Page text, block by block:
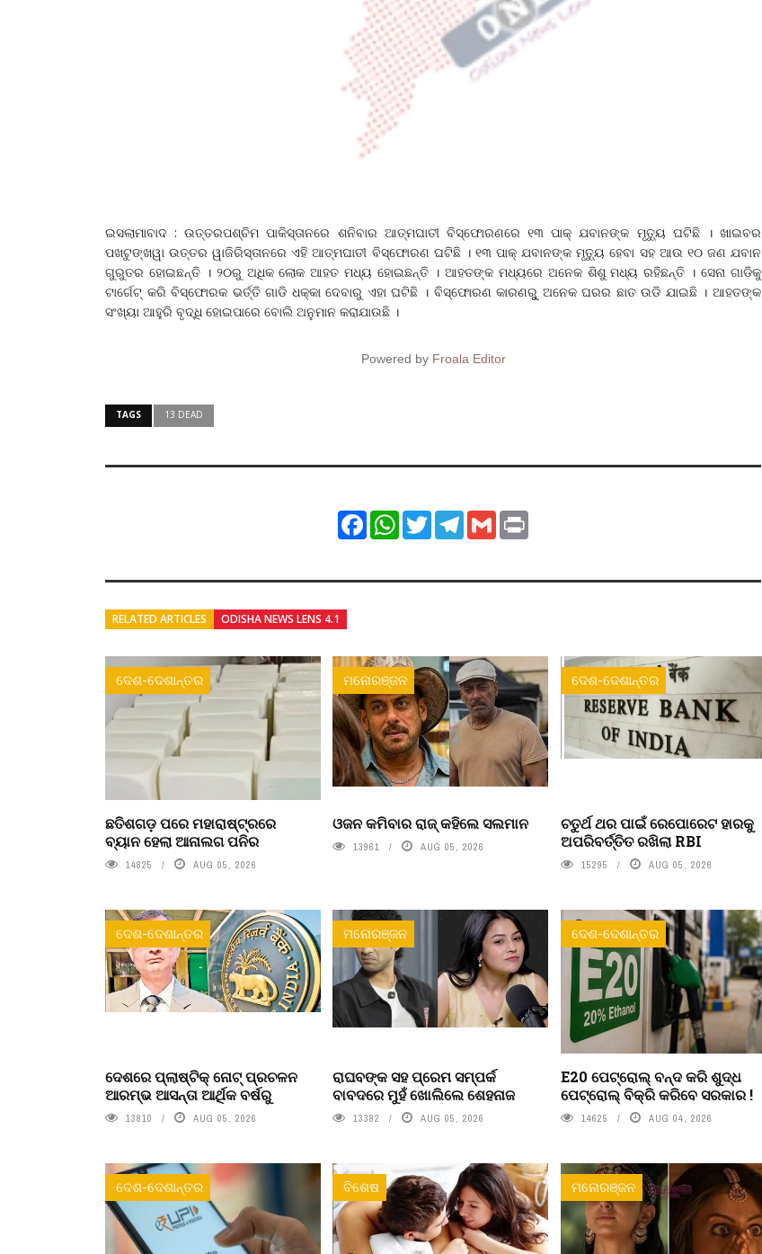
ଇସଲାମାବାଦ : ଉତ୍ତରପଶ୍ଚିମ ପାକିସ୍ତାନରେ ଶନିବାର ଆତ୍ମଘାତୀ ବିସ୍ଫୋରଣରେ ୧୩ ପାକ୍‌ ଯବାନଙ୍କ ମୃତ୍ୟୁ ଘଟିଛି । ଖାଇବର
ପଖଟୁଙ୍ଖୱା ଉତ୍ତର ୱାଜିରିସ୍ତାନରେ ଏହି ଆତ୍ମଘାତୀ ବିସ୍ଫୋରଣ ଘଟିଛି । ୧୩ ପାକ୍‌ ଯବାନଙ୍କ ମୃତ୍ୟୁ ହେବା ସହ ଆଉ ୧୦ ଜଣ ଯବାନ
ଗୁରୁତର ହୋଇଛନ୍ତି । ୨୦ରୁ ଅଧିକ ଲୋକ ଆହତ ମଧ୍ୟ ହୋଇଛନ୍ତି । ଆହତଙ୍କ ମଧ୍ୟରେ ଅନେକ ଶିଶୁ ମଧ୍ୟ ରହିଛନ୍ତି । ସେନା ଗାଡିକୁ
ଟାର୍ଗେଟ୍‌ କରି ବିସ୍ଫୋରକ ଭର୍ତ୍ତି ଗାଡି ଧକ୍କା ଦେବାରୁ ଏହା ଘଟିଛି । ବିସ୍ଫୋରଣ କାରଣରୁୁ ଅନେକ ଘରର ଛାତ ଉଡି ଯାଇଛି । ଆହତଙ୍କ
ସଂଖ୍ୟା ଆହୁରି ବୃଦ୍ଧି ହୋଇପାରେ ବୋଲି ଅନୁମାନ କରାଯାଉଛି ।
Powered by Froala Editor
TAGS 13 DEAD
FacebookWhatsApp
TwitterTelegram
Gmail
RELATED ARTICLES ODISHA NEWS LENS 4.1
ଦେଶ-ଦେଶାନ୍ତର
ଛତିଶଗଡ଼ ପରେ ମହାରାଷ୍ଟ୍ରରେ
ବ୍ୟାନ ହେଲା ଆନାଲଗ ପନିର
14825 AUG 05, 2026
ମନୋରଞ୍ଜନ
ଓଜନ କମିବାର ରାଜ୍ କହିଲେ ସଲମାନ
13961 AUG 05, 2026
ଦେଶ-ଦେଶାନ୍ତର
ଚତୁର୍ଥ ଥର ପାଇଁ ରେପୋରେଟ ହାରକୁ
ଅପରିବର୍ତ୍ତିତ ରଖିଲା RBI
15295 AUG 05, 2026
ଦେଶ-ଦେଶାନ୍ତର
ଦେଶରେ ପ୍ଲାଷ୍ଟିକ୍ ନୋଟ୍‌ ପ୍ରଚଳନ
ଆରମ୍ଭ ଆସନ୍ତା ଆର୍ଥିକ ବର୍ଷରୁ
13810 AUG 05, 2026
ମନୋରଞ୍ଜନ
ରାଘବଙ୍କ ସହ ପ୍ରେମ ସମ୍ପର୍କ
ବାବଦରେ ମୁହଁ ଖୋଲିଲେ ଶେହନାଜ
13382 AUG 05, 2026
ଦେଶ-ଦେଶାନ୍ତର
E20 ପେଟ୍ରୋଲ୍ ବନ୍ଦ କରି ଶୁଦ୍ଧ
ପେଟ୍ରୋଲ୍ ବିକ୍ରି କରିବେ ସରକାର !
14625 AUG 04, 2026
ଦେଶ-ଦେଶାନ୍ତର ବିଶେଷ ମନୋରଞ୍ଜନ